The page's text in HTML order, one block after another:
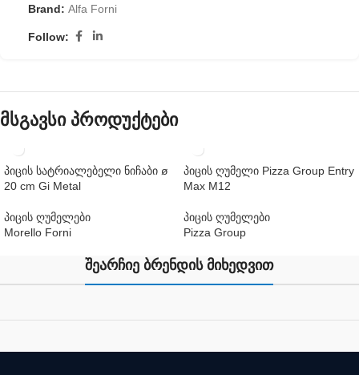
Brand: Alfa Forni
Follow:
მსგავსი პროდუქტები
პიცის სატრიალებელი ნიჩაბი ø
20 cm Gi Metal
პიცის ღუმელები
Morello Forni
პიცის ღუმელი Pizza Group Entry
Max M12
პიცის ღუმელები
Pizza Group
შეარჩიე ბრენდის მიხედვით